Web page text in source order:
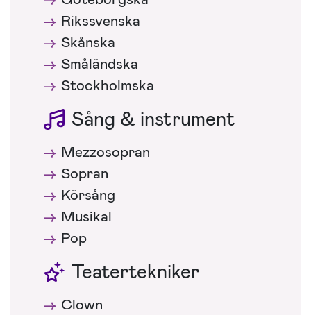
Rikssvenska
Skånska
Småländska
Stockholmska
Sång & instrument
Mezzosopran
Sopran
Körsång
Musikal
Pop
Teatertekniker
Clown